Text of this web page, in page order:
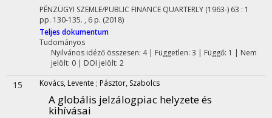
PÉNZÜGYI SZEMLE/PUBLIC FINANCE QUARTERLY (1963-) 63 : 1
pp. 130-135. , 6 p. (2018)
Teljes dokumentum
Tudományos
Nyilvános idéző összesen: 4| Független: 3 | Függő: 1 | Nem
jelölt: 0 | DOI jelölt: 2
15 Kovács, Levente ; Pásztor, Szabolcs
A globális jelzálogpiac helyzete és
kihívásai